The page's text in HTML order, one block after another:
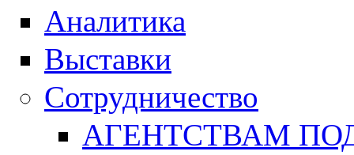
Аналитика
Выставки
Сотрудничество
АГЕНТСТВАМ